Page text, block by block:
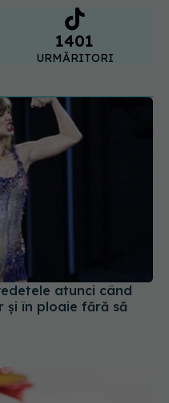
atunci când
și în ploaie fără să